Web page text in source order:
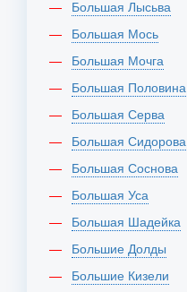
Большая Лысьва
Большая Мось
Большая Мочга
Большая Половина
Большая Серва
Большая Сидорова
Большая Соснова
Большая Уса
Большая Шадейка
Большие Долды
Большие Кизели